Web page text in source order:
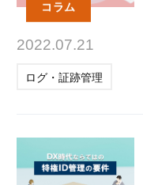
コラム
2022.07.21
ログ・証跡管理